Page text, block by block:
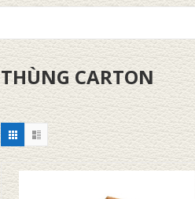
THÙNG CARTON